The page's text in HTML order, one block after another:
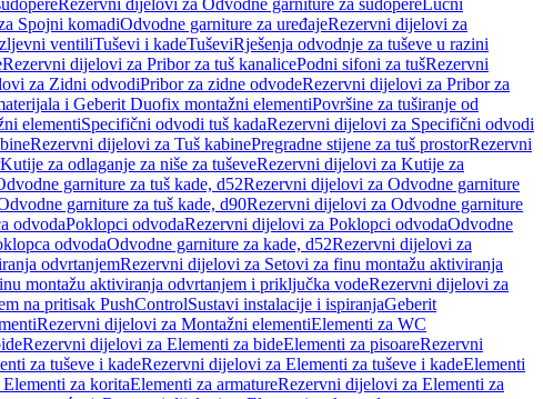
Rezervni dijelovi za Odvodne garniture za sudopereLučni
Spojni komadiOdvodne garniture za uređajeRezervni dijelovi za
ventiliTuševi i kadeTuševiRješenja odvodnje za tuševe u razini
Rezervni dijelovi za Pribor za tuš kanalicePodni sifoni za tušRezervni
za Zidni odvodiPribor za zidne odvodeRezervni dijelovi za Pribor za
i Geberit Duofix montažni elementiPovršine za tuširanje od
elementiSpecifični odvodi tuš kadaRezervni dijelovi za Specifični odvodi
Rezervni dijelovi za Tuš kabinePregradne stijene za tuš prostorRezervni
Kutije za odlaganje za niše za tuševeRezervni dijelovi za Kutije za
garniture za tuš kade, d52Rezervni dijelovi za Odvodne garniture
garniture za tuš kade, d90Rezervni dijelovi za Odvodne garniture
odvodaPoklopci odvodaRezervni dijelovi za Poklopci odvodaOdvodne
odvodaOdvodne garniture za kade, d52Rezervni dijelovi za
odvrtanjemRezervni dijelovi za Setovi za finu montažu aktiviranja
montažu aktiviranja odvrtanjem i priključka vodeRezervni dijelovi za
na pritisak PushControlSustavi instalacije i ispiranjaGeberit
Rezervni dijelovi za Montažni elementiElementi za WC
Rezervni dijelovi za Elementi za bideElementi za pisoareRezervni
za tuševe i kadeRezervni dijelovi za Elementi za tuševe i kadeElementi
za koritaElementi za armatureRezervni dijelovi za Elementi za